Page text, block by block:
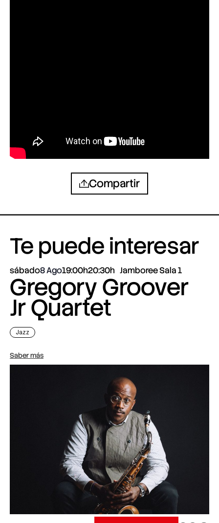
Compartir
Te puede interesar
sábado8 Ago19:00h20:30h Jamboree Sala 1
Gregory Groover
Jr Quartet
Jazz
Saber más